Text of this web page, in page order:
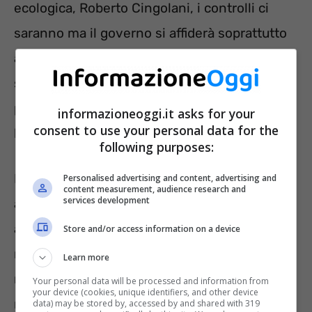
ecologica, Roberto Cingolani, i controlli ci
saranno ma il governo si affiderà soprattutto
al buon senso e alla responsabilità delle
singole persone. Insomma, i controlli
potrebbero esserci ma senza andare a ledere
la privacy dei singoli cittadini.
In ogni caso, i controlli potrebbero essere
affidati a incaricati che rilasceranno un
attestato di certificazione energetica e
raccomanderanno sull’uso consapevole del
riscaldamento per ottenere una prestazione
migliore dell’impianto. Comunque sia, non
informazioneoggi.it asks for your
consent to use your personal data for the
following purposes:
Personalised advertising and content, advertising and
content measurement, audience research and
services development
Store and/or access information on a device
Learn more
Your personal data will be processed and information from
your device (cookies, unique identifiers, and other device
data) may be stored by, accessed by and shared with 319